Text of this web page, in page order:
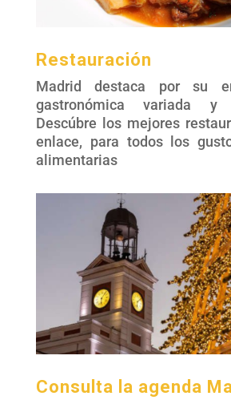
Restauración
Madrid destaca por su
gastronómica variada
Descúbre los mejores
enlace, para todos los
alimentarias
Consulta la agenda